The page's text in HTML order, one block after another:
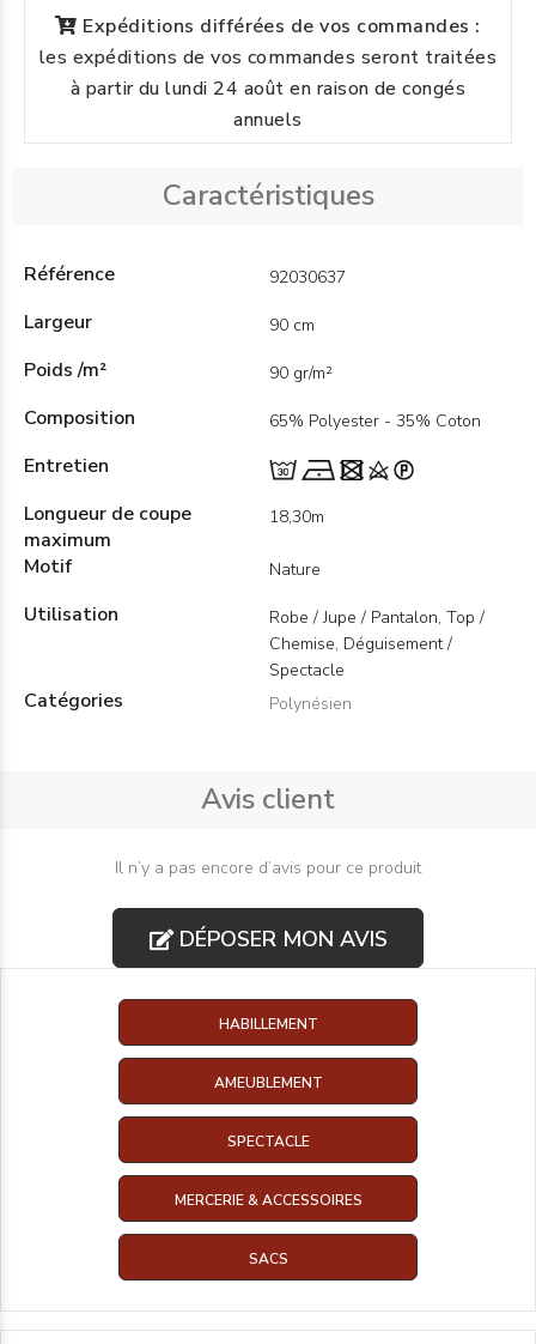
Expéditions différées de vos commandes :
les expéditions de vos commandes seront traitées
à partir du lundi 24 août en raison de congés
annuels
Caractéristiques
Référence 92030637
Largeur 90 cm
Poids /m² 90 gr/m²
Composition 65% Polyester - 35% Coton
Entretien
Longueur de coupe
maximum
18,30m
Motif Nature
Utilisation
Robe / Jupe / Pantalon, Top /
Chemise, Déguisement /
Spectacle
Catégories Polynésien
Avis client
Il n’y a pas encore d’avis pour ce produit
DÉPOSER MON AVIS
HABILLEMENT
AMEUBLEMENT
SPECTACLE
MERCERIE & ACCESSOIRES
SACS